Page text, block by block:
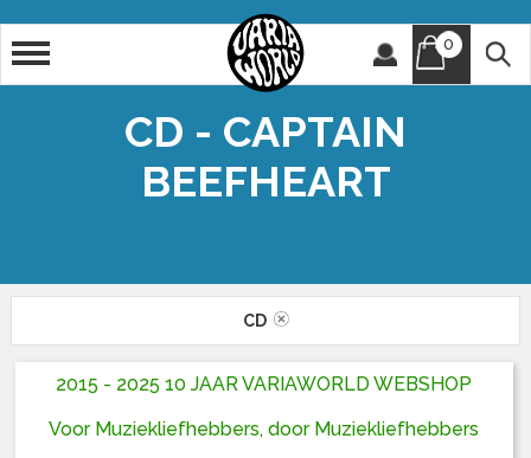
0
CD - CAPTAIN
BEEFHEART
CD
2015 - 2025 10 JAAR VARIAWORLD WEBSHOP
Voor Muziekliefhebbers, door Muziekliefhebbers